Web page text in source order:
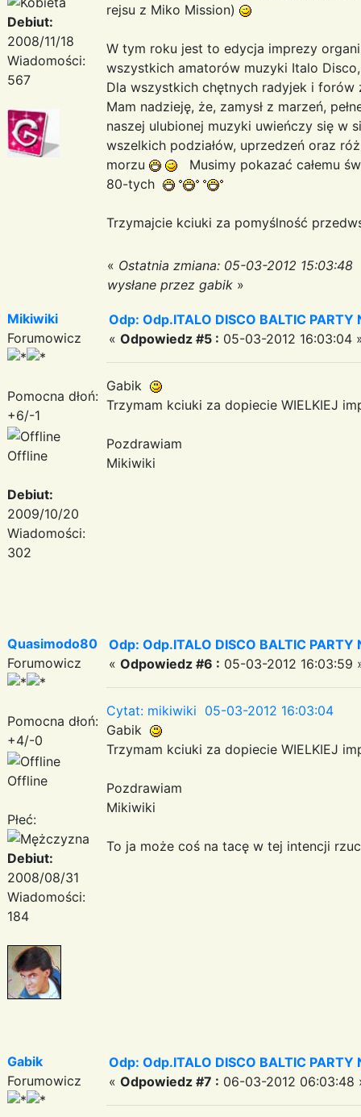
Debiut:
2008/11/18
Wiadomości:
567
rejsu z Miko Mission)
W tym roku jest to edycja imprezy
wszystkich amatorów muzyki Italo
Dla wszystkich chętnych radyjek i
Mam nadzieję, że, zamysł z marzeń,
naszej ulubionej muzyki uwieńczy się w
wszelkich podziałów, uprzedzeń oraz
morzu
Musimy pokazać całemu
80-tych
Trzymajcie kciuki za pomyślność
« Ostatnia zmiana: 05-03-2012 15:03:48
wysłane przez gabik »
Mikiwiki
Forumowicz
Pomocna dłoń:
+6/-1
Offline
Debiut:
2009/10/20
Wiadomości:
302
Odp: Odp.ITALO DISCO BALTIC PARTY
« Odpowiedz #5 : 05-03-2012 16:03:04
Gabik
Trzymam kciuki za dopiecie WIELKIEJ
Pozdrawiam
Mikiwiki
Quasimodo80
Forumowicz
Pomocna dłoń:
+4/-0
Offline
Płeć:
Debiut:
2008/08/31
Wiadomości:
184
Odp: Odp.ITALO DISCO BALTIC PARTY
« Odpowiedz #6 : 05-03-2012 16:03:59
Cytat: mikiwiki 05-03-2012 16:03:04
Gabik
Trzymam kciuki za dopiecie WIELKIEJ
Pozdrawiam
Mikiwiki
To ja może coś na tacę w tej intencji
Gabik
Forumowicz
Odp: Odp.ITALO DISCO BALTIC PARTY
« Odpowiedz #7 : 06-03-2012 06:03:48